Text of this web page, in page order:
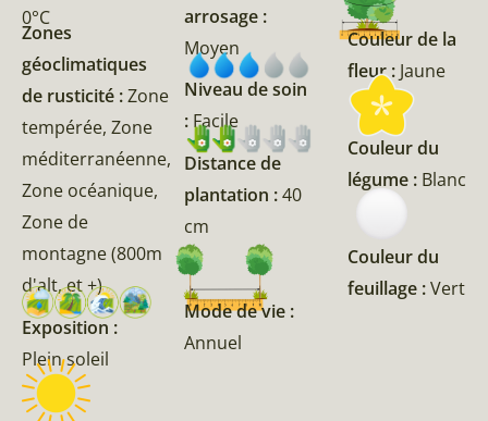
0°C
Zones
géoclimatiques
de rusticité :Zone
tempérée, Zone
méditerranéenne,
Zone océanique,
Zone de
montagne (800m
d'alt, et +)
Exposition :
Plein soleil
arrosage :
Moyen
Niveau de soin
: Facile
Distance de
plantation :40
cm
Mode de vie :
Annuel
Couleur de la
fleur : Jaune
Couleur du
légume : Blanc
Couleur du
feuillage :Vert